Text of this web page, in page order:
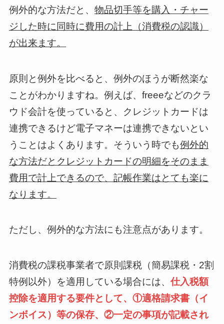
例外的な方法だと、 物品切手等を購入・チャー
ジした時に同時に費用の計上（消費税の認識）
が出来ます。
原則と例外を比べると、例外のほうが断然楽な
ことがわかりますね。例えば、freeeなどのクラ
ウド会計を使っていると、クレジットカードは
連携できるけど電子マネーは連携できないとい
うことはよくあります。そういう時でも例外的
な方法だとクレジットカードの明細をそのまま
費用で計上できるので、記帳作業はとても楽に
なります。
ただし、例外的な方法にも注意点があります。
消費税の課税事業者で原則課税（簡易課税・2割
特例以外）を適用している場合には、 仕入税額
控除を適用する要件として、①適格請求書（イ
ンボイス）等の保存、②一定の事項が記載され